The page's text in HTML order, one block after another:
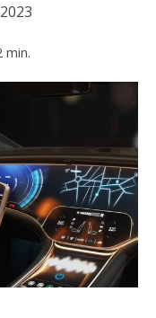
min.